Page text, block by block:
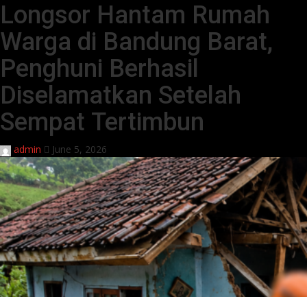
Longsor Hantam Rumah
Warga di Bandung Barat,
Penghuni Berhasil
Diselamatkan Setelah
Sempat Tertimbun
admin June 5, 2026